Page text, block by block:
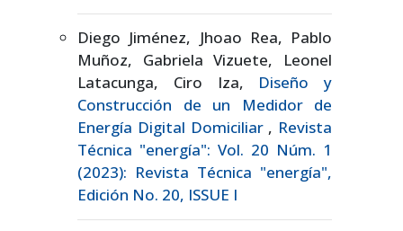
Diego Jiménez, Jhoao Rea, Pablo
Muñoz, Gabriela Vizuete, Leonel
Latacunga, Ciro Iza, Diseño y
Construcción de un Medidor de
Energía Digital Domiciliar , Revista
Técnica "energía": Vol. 20 Núm. 1
(2023): Revista Técnica "energía",
Edición No. 20, ISSUE I